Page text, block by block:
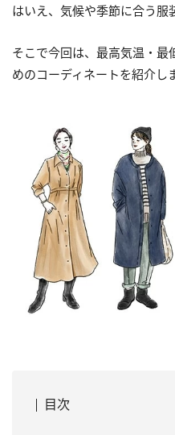
はいえ、気候や季節に合う服
そこで今回は、最高気温・
めのコーディネートを紹介し
目次